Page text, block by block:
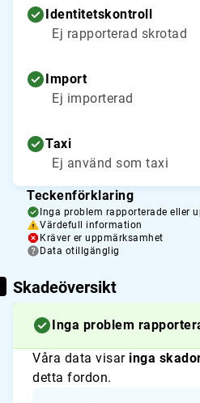
Identitetskontroll
Ej rapporterad skrotad
Import
Ej importerad
Taxi
Ej använd som taxi
Teckenförklaring
Inga problem rapporterade eller
Värdefull information
Kräver er uppmärksamhet
Data otillgänglig
Skadeöversikt
Inga problem
Våra data visar inga
detta fordon.